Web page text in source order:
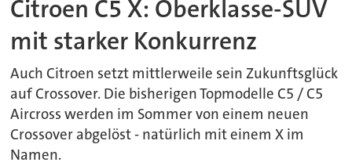
Citroen C5 X: Oberklasse-SUV
mit starker Konkurrenz
Auch Citroen setzt mittlerweile sein Zukunftsglück
auf Crossover. Die bisherigen Topmodelle C5 / C5
Aircross werden im Sommer von einem neuen
Crossover abgelöst - natürlich mit einem X im
Namen.